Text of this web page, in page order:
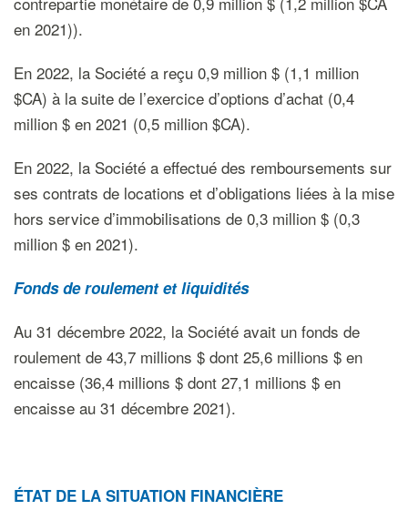
en 2021)).
En 2022, la Société a reçu 0,9 million $ (1,1 million
$CA) à la suite de l’exercice d’options d’achat (0,4
million $ en 2021 (0,5 million $CA).
En 2022, la Société a effectué des remboursements sur
ses contrats de locations et d’obligations liées à la mise
hors service d’immobilisations de 0,3 million $ (0,3
million $ en 2021).
Fonds de roulement et liquidités
Au 31 décembre 2022, la Société avait un fonds de
roulement de 43,7 millions $ dont 25,6 millions $ en
encaisse (36,4 millions $ dont 27,1 millions $ en
encaisse au 31 décembre 2021).
ÉTAT DE LA SITUATION FINANCIÈRE